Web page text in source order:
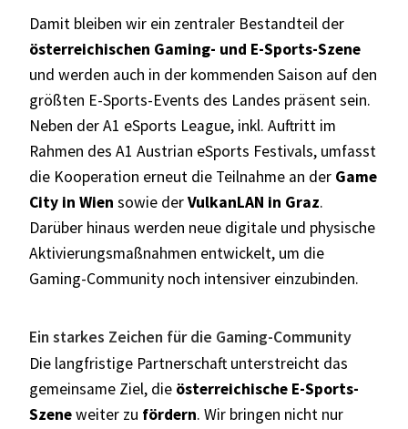
Damit bleiben wir ein zentraler Bestandteil der
österreichischen Gaming- und E-Sports-Szene
und werden auch in der kommenden Saison auf den
größten E-Sports-Events des Landes präsent sein.
Neben der A1 eSports League, inkl. Auftritt im
Rahmen des A1 Austrian eSports Festivals, umfasst
die Kooperation erneut die Teilnahme an der Game
City in Wien sowie derVulkanLAN in Graz.
Darüber hinaus werden neue digitale und physische
Aktivierungsmaßnahmen entwickelt, um die
Gaming-Community noch intensiver einzubinden.
Ein starkes Zeichen für die Gaming-Community
Die langfristige Partnerschaft unterstreicht das
gemeinsame Ziel, die österreichische E-Sports-
Szeneweiter zu fördern. Wir bringen nicht nur